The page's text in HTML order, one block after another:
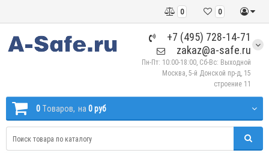
0
0
+7 (495) 728-14-71
zakaz@a-safe.ru
Пн-Пт: 10:00-18:00, Сб-Вс: Выходной
Москва, 5-й Донской пр-д, 15
строение 11
0 Tоваров, на 0 руб